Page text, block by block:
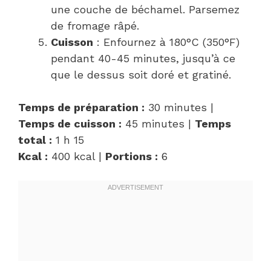
une couche de béchamel. Parsemez
de fromage râpé.
Cuisson : Enfournez à 180°C (350°F)
pendant 40-45 minutes, jusqu’à ce
que le dessus soit doré et gratiné.
Temps de préparation : 30 minutes |
Temps de cuisson : 45 minutes | Temps
total : 1 h 15
Kcal : 400 kcal | Portions : 6